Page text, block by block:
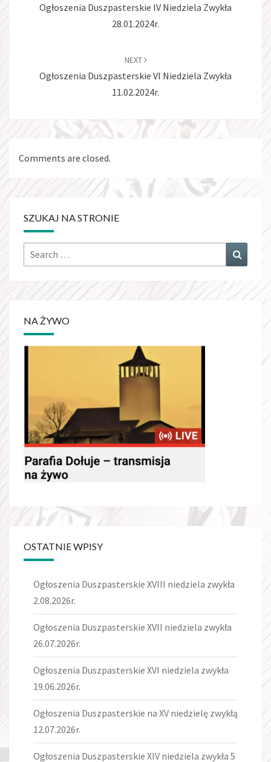
Ogłoszenia Duszpasterskie IV Niedziela Zwykła
28.01.2024r.
NEXT
Ogłoszenia Duszpasterskie VI Niedziela Zwykła
11.02.2024r.
Comments are closed.
SZUKAJ NA STRONIE
Search
for:
NA ŻYWO
OSTATNIE WPISY
Ogłoszenia Duszpasterskie XVIII niedziela zwykła
2.08.2026r.
Ogłoszenia Duszpasterskie XVII niedziela zwykła
26.07.2026r.
Ogłoszenia Duszpasterskie XVI niedziela zwykła
19.06.2026r.
Ogłoszenia Duszpasterskie na XV niedzielę zwykłą
12.07.2026r.
Ogłoszenia Duszpasterskie XIV niedziela zwykła 5